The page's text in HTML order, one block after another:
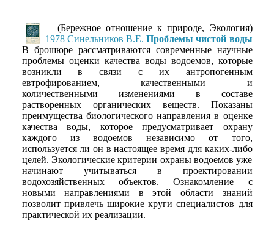
(Бережное отношение к природе, Экология)
1978 Синельников В.Е.Проблемы чистой воды
В брошюре рассматриваются современные научные
проблемы оценки качества воды водоемов, которые
возникли в связи с их антропогенным
евтрофированием, качественными и
количественными изменениями в составе
растворенных органических веществ. Показаны
преимущества биологического направления в оценке
качества воды, которое предусматривает охрану
каждого из водоемов независимо от того,
используется ли он в настоящее время для каких-либо
целей. Экологические критерии охраны водоемов уже
начинают учитываться в проектировании
водохозяйственных объектов. Ознакомление с
новыми направлениями в этой области знаний
позволит привлечь широкие круги специалистов для
практической их реализации.